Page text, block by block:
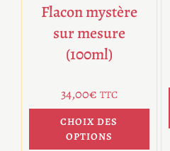
Flacon mystère
sur mesure
(100ml)
34,00€ TTC
CHOIX DES
OPTIONS